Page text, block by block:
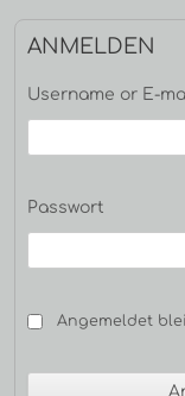
Haupt-
ANMELDEN
Username or E-
Passwort
Angemeldet